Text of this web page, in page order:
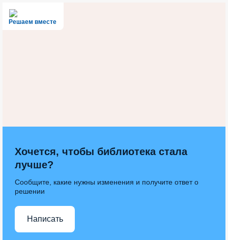
Решаем вместе
Хочется, чтобы библиотека стала
лучше?
Сообщите, какие нужны изменения и получите ответ о
решении
Написать